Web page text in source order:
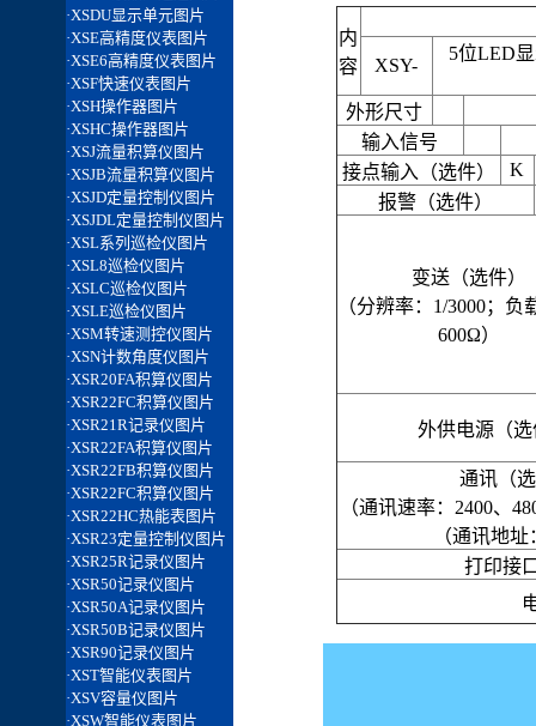
内
容
XSY-
5位LED
外形尺寸
输入信号
接点输入（选件）
K
报警（选件）
变送（选件）
（分辨率：1/3000；负
600Ω）
外供电源（
通讯（
（通讯速率：2400、
（通讯地址
打印接